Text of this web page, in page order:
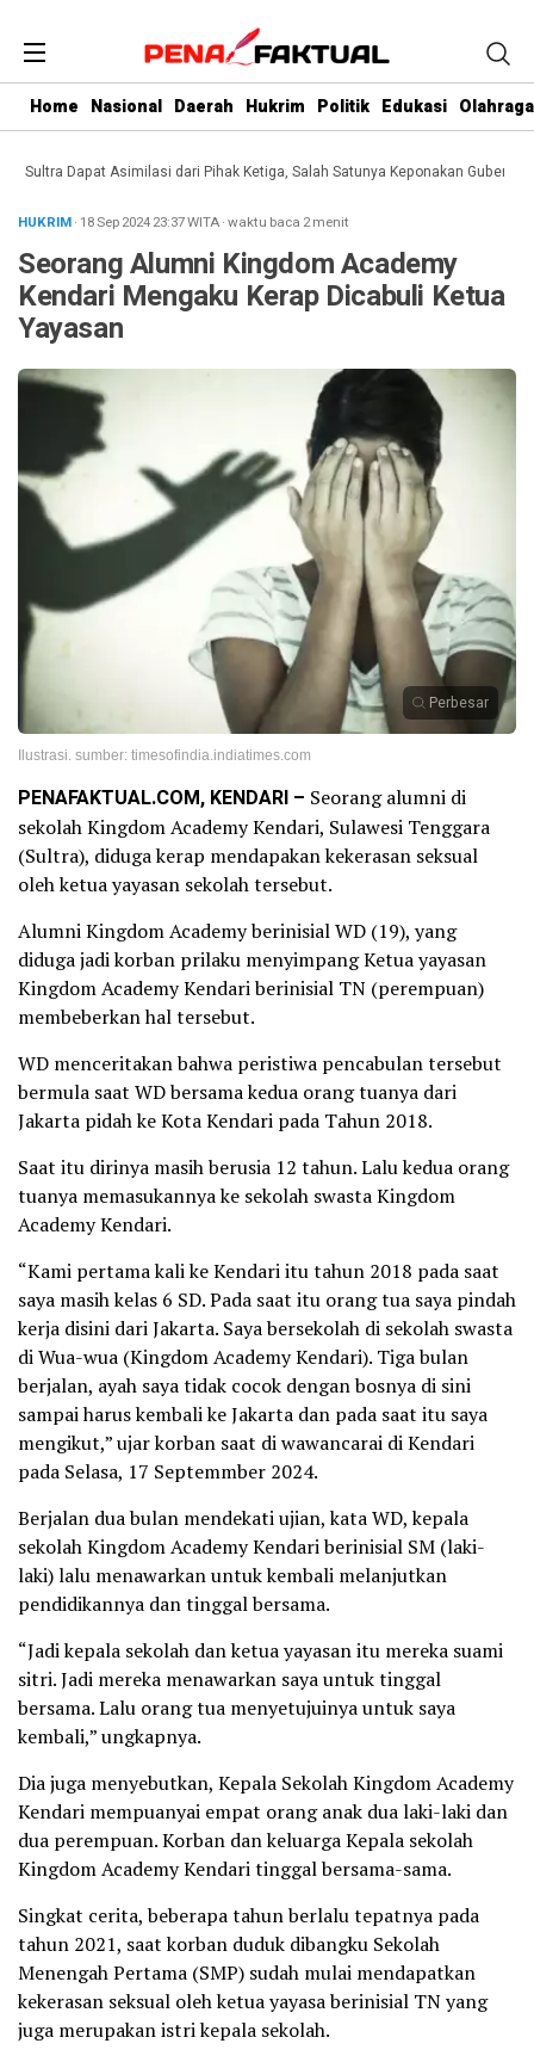
Home Nasional Daerah Hukrim Politik Edukasi Olahraga
Dapat Asimilasi dari Pihak Ketiga, Salah Satunya Keponakan Gubernur
HUKRIM· 18 Sep 202423:37WITA·waktu baca 2 menit
Seorang Alumni Kingdom Academy
Kendari Mengaku Kerap Dicabuli Ketua
Yayasan
Perbesar
Ilustrasi. sumber: timesofindia.indiatimes.com
PENAFAKTUAL.COM, KENDARI – Seorang alumni di
sekolah Kingdom Academy Kendari, Sulawesi Tenggara
(Sultra), diduga kerap mendapakan kekerasan seksual
oleh ketua yayasan sekolah tersebut.
Alumni Kingdom Academy berinisial WD (19), yang
diduga jadi korban prilaku menyimpang Ketua yayasan
Kingdom Academy Kendari berinisial TN (perempuan)
membeberkan hal tersebut.
WD menceritakan bahwa peristiwa pencabulan tersebut
bermula saat WD bersama kedua orang tuanya dari
Jakarta pidah ke Kota Kendari pada Tahun 2018.
Saat itu dirinya masih berusia 12 tahun. Lalu kedua orang
tuanya memasukannya ke sekolah swasta Kingdom
Academy Kendari.
“Kami pertama kali ke Kendari itu tahun 2018 pada saat
saya masih kelas 6 SD. Pada saat itu orang tua saya pindah
kerja disini dari Jakarta. Saya bersekolah di sekolah swasta
di Wua-wua (Kingdom Academy Kendari). Tiga bulan
berjalan, ayah saya tidak cocok dengan bosnya di sini
sampai harus kembali ke Jakarta dan pada saat itu saya
mengikut,” ujar korban saat di wawancarai di Kendari
pada Selasa, 17 Septemmber 2024.
Berjalan dua bulan mendekati ujian, kata WD, kepala
sekolah Kingdom Academy Kendari berinisial SM (laki-
laki) lalu menawarkan untuk kembali melanjutkan
pendidikannya dan tinggal bersama.
“Jadi kepala sekolah dan ketua yayasan itu mereka suami
sitri. Jadi mereka menawarkan saya untuk tinggal
bersama. Lalu orang tua menyetujuinya untuk saya
kembali,” ungkapnya.
Dia juga menyebutkan, Kepala Sekolah Kingdom Academy
Kendari mempuanyai empat orang anak dua laki-laki dan
dua perempuan. Korban dan keluarga Kepala sekolah
Kingdom Academy Kendari tinggal bersama-sama.
Singkat cerita, beberapa tahun berlalu tepatnya pada
tahun 2021, saat korban duduk dibangku Sekolah
Menengah Pertama (SMP) sudah mulai mendapatkan
kekerasan seksual oleh ketua yayasa berinisial TN yang
juga merupakan istri kepala sekolah.